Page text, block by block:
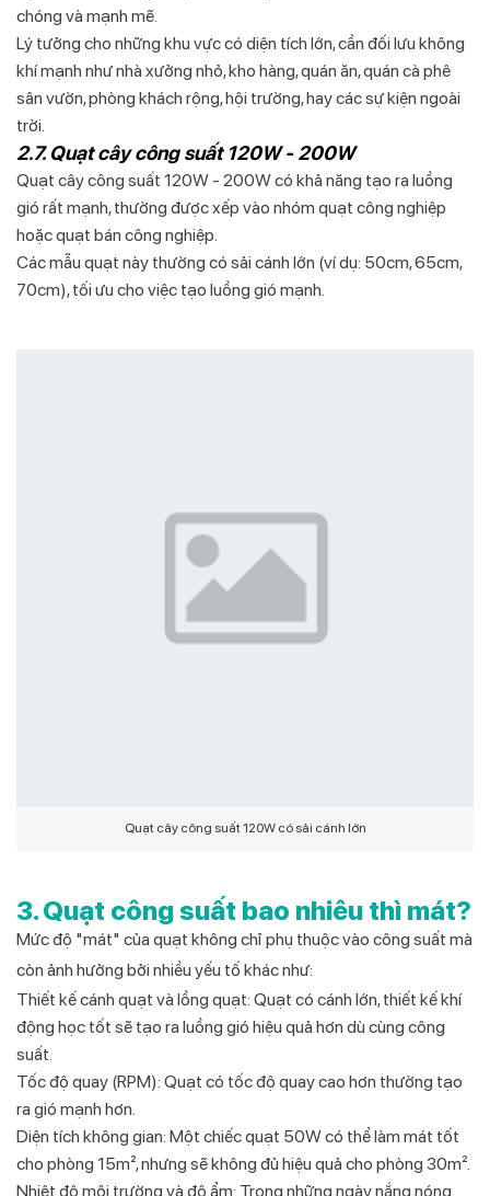
chóng và mạnh mẽ.
Lý tưởng cho những khu vực có diện tích lớn, cần đối lưu không
khí mạnh như nhà xưởng nhỏ, kho hàng, quán ăn, quán cà phê
sân vườn, phòng khách rộng, hội trường, hay các sự kiện ngoài
trời.
2.7. Quạt cây công suất 120W - 200W
Quạt cây công suất 120W - 200W có khả năng tạo ra luồng
gió rất mạnh, thường được xếp vào nhóm quạt công nghiệp
hoặc quạt bán công nghiệp.
Các mẫu quạt này thường có sải cánh lớn (ví dụ: 50cm, 65cm,
70cm), tối ưu cho việc tạo luồng gió mạnh.
Quạt cây công suất 120W có sải cánh lớn
3. Quạt công suất bao nhiêu thì mát?
Mức độ "mát" của quạt không chỉ phụ thuộc vào công suất mà
còn ảnh hưởng bởi nhiều yếu tố khác như:
Thiết kế cánh quạt và lồng quạt: Quạt có cánh lớn, thiết kế khí
động học tốt sẽ tạo ra luồng gió hiệu quả hơn dù cùng công
suất.
Tốc độ quay (RPM): Quạt có tốc độ quay cao hơn thường tạo
ra gió mạnh hơn.
Diện tích không gian: Một chiếc quạt 50W có thể làm mát tốt
cho phòng 15m², nhưng sẽ không đủ hiệu quả cho phòng 30m².
Nhiệt độ môi trường và độ ẩm: Trong những ngày nắng nóng